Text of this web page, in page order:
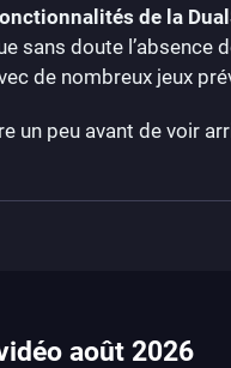
de la
sans doute l’absence
de nombreux jeux
un peu avant de voir
août 2026